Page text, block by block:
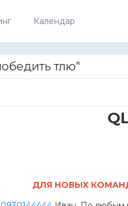
Календар
тлю"
ДЛЯ НОВЫХ